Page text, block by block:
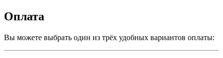
Оплата
Вы можете выбрать один из трёх удобных вариантов оплаты: